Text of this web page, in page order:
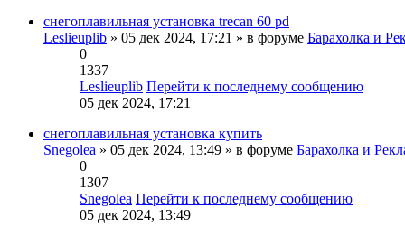
снегоплавильная установка trecan 60 pd
Leslieuplib » 05 дек 2024, 17:21 » в форуме Барахолка и
0
1337
Leslieuplib Перейти к последнему сообщению
05 дек 2024, 17:21
снегоплавильная установка купить
Snegolea » 05 дек 2024, 13:49 » в форуме Барахолка и
0
1307
Snegolea Перейти к последнему сообщению
05 дек 2024, 13:49